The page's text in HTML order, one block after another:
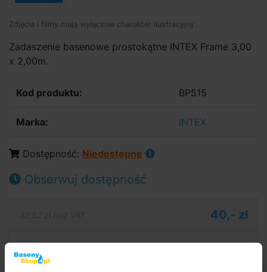
Zdjęcia i filmy mają wyłącznie charakter ilustracyjny.
Zadaszenie basenowe prostokątne INTEX Frame 3,00
x 2,00m.
Kod produktu: BP515
Marka: INTEX
Dostępność: Niedostępne
Obserwuj dostępność
40,- zł
Zapytaj sprzedawcę